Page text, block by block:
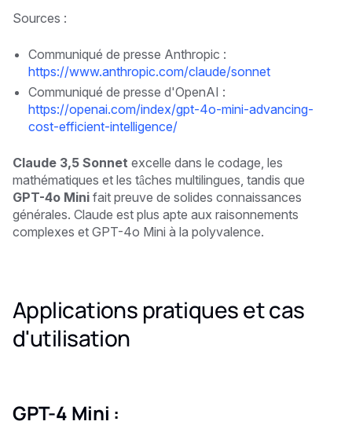
Sources :
Communiqué de presse Anthropic :
https://www.anthropic.com/claude/sonnet
Communiqué de presse d'OpenAI :
https://openai.com/index/gpt-4o-mini-advancing-
cost-efficient-intelligence/
Claude 3,5 Sonnet excelle dans le codage, les
mathématiques et les tâches multilingues, tandis que
GPT-4o Mini fait preuve de solides connaissances
générales. Claude est plus apte aux raisonnements
complexes et GPT-4o Mini à la polyvalence.
Applications pratiques et cas
d'utilisation
GPT-4 Mini :